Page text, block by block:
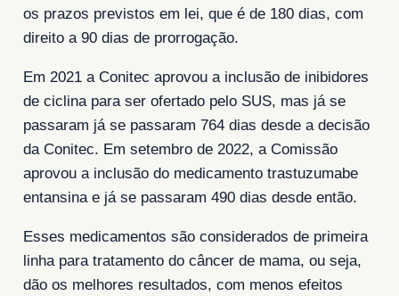
os prazos previstos em lei, que é de 180 dias, com
direito a 90 dias de prorrogação.
Em 2021 a Conitec aprovou a inclusão de inibidores
de ciclina para ser ofertado pelo SUS, mas já se
passaram já se passaram 764 dias desde a decisão
da Conitec. Em setembro de 2022, a Comissão
aprovou a inclusão do medicamento trastuzumabe
entansina e já se passaram 490 dias desde então.
Esses medicamentos são considerados de primeira
linha para tratamento do câncer de mama, ou seja,
dão os melhores resultados, com menos efeitos